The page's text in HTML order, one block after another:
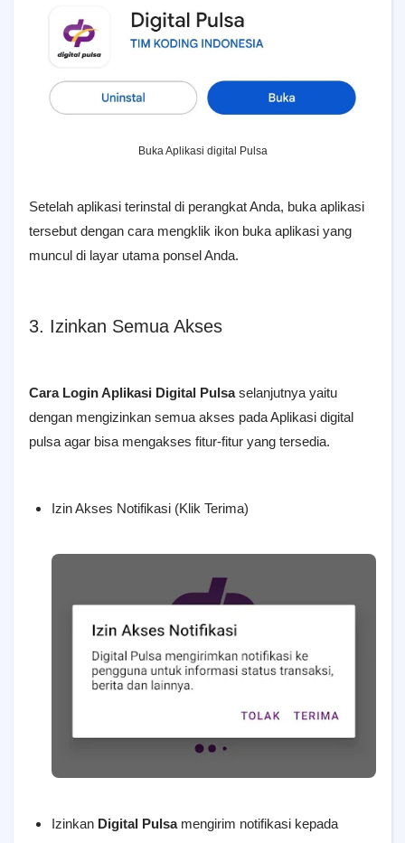
Buka Aplikasi digital Pulsa
Setelah aplikasi terinstal di perangkat Anda, buka aplikasi
tersebut dengan cara mengklik ikon buka aplikasi yang
muncul di layar utama ponsel Anda.
3. Izinkan Semua Akses
Cara Login Aplikasi Digital Pulsaselanjutnya yaitu
dengan mengizinkan semua akses pada Aplikasi digital
pulsa agar bisa mengakses fitur-fitur yang tersedia.
Izin Akses Notifikasi (Klik Terima)
Izinkan Digital Pulsamengirim notifikasi kepada